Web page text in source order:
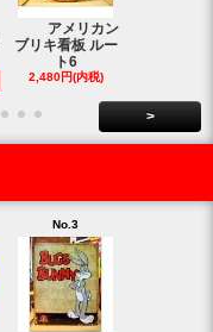
アメリカン
ブリキ看板 ルー
ト6
2,480円(内税)
>
No.3